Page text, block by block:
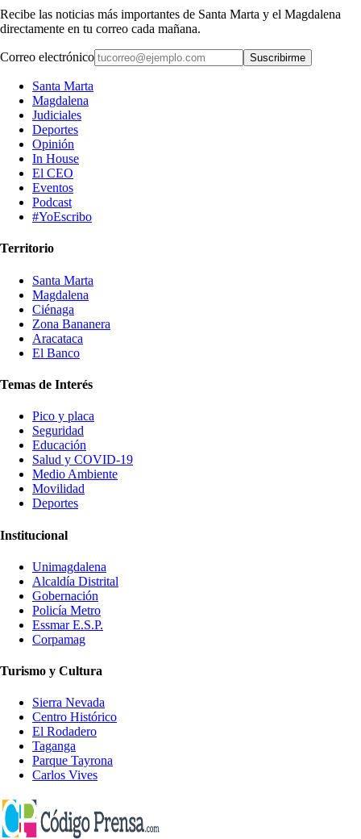
Recibe las noticias más importantes de Santa Marta y el Magdalena
directamente en tu correo cada mañana.
Correo electrónico Suscribirme
Santa Marta
Magdalena
Judiciales
Deportes
Opinión
In House
El CEO
Eventos
Podcast
#YoEscribo
Territorio
Santa Marta
Magdalena
Ciénaga
Zona Bananera
Aracataca
El Banco
Temas de Interés
Pico y placa
Seguridad
Educación
Salud y COVID-19
Medio Ambiente
Movilidad
Deportes
Institucional
Unimagdalena
Alcaldía Distrital
Gobernación
Policía Metro
Essmar E.S.P.
Corpamag
Turismo y Cultura
Sierra Nevada
Centro Histórico
El Rodadero
Taganga
Parque Tayrona
Carlos Vives